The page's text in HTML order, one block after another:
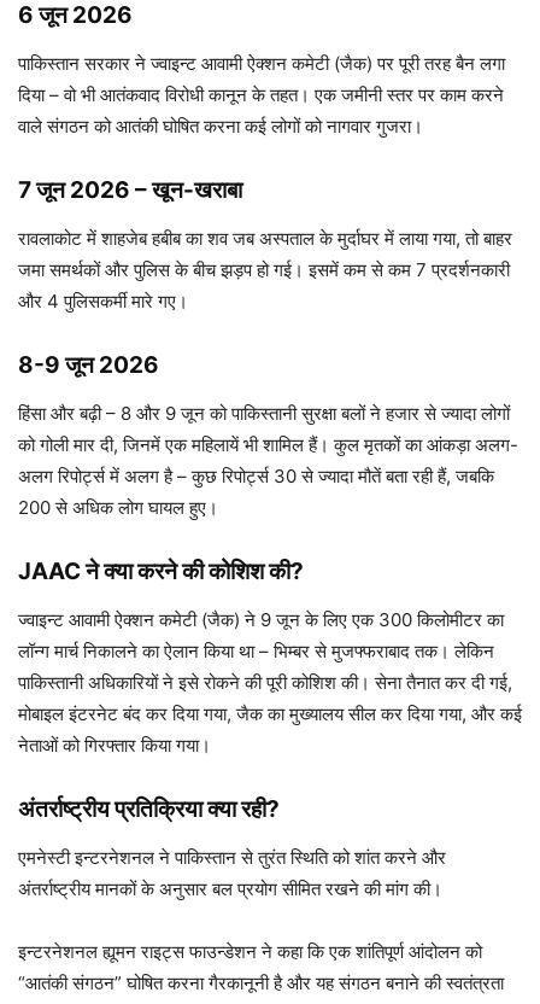
6 जून 2026
पाकिस्तान सरकार ने ज्वाइन्ट आवामी ऐक्शन कमेटी (जैक) पर पूरी तरह बैन लगा
दिया – वो भी आतंकवाद विरोधी कानून के तहत। एक जमीनी स्तर पर काम करने
वाले संगठन को आतंकी घोषित करना कई लोगों को नागवार गुजरा।
7 जून 2026 – खून-खराबा
रावलाकोट में शाहजेब हबीब का शव जब अस्पताल के मुर्दाघर में लाया गया, तो बाहर
जमा समर्थकों और पुलिस के बीच झड़प हो गई। इसमें कम से कम 7 प्रदर्शनकारी
और 4 पुलिसकर्मी मारे गए।
8-9 जून 2026
हिंसा और बढ़ी – 8 और 9 जून को पाकिस्तानी सुरक्षा बलों ने हजार से ज्यादा लोगों
को गोली मार दी, जिनमें एक महिलायें भी शामिल हैं। कुल मृतकों का आंकड़ा अलग-
अलग रिपोर्ट्स में अलग है – कुछ रिपोर्ट्स 30 से ज्यादा मौतें बता रही हैं, जबकि
200 से अधिक लोग घायल हुए।
JAAC ने क्या करने की कोशिश की?
ज्वाइन्ट आवामी ऐक्शन कमेटी (जैक) ने 9 जून के लिए एक 300 किलोमीटर का
लॉन्ग मार्च निकालने का ऐलान किया था – भिम्बर से मुजफ्फराबाद तक। लेकिन
पाकिस्तानी अधिकारियों ने इसे रोकने की पूरी कोशिश की। सेना तैनात कर दी गई,
मोबाइल इंटरनेट बंद कर दिया गया, जैक का मुख्यालय सील कर दिया गया, और कई
नेताओं को गिरफ्तार किया गया।
अंतर्राष्ट्रीय प्रतिक्रिया क्या रही?
एमनेस्टी इन्टरनेशनल ने पाकिस्तान से तुरंत स्थिति को शांत करने और
अंतर्राष्ट्रीय मानकों के अनुसार बल प्रयोग सीमित रखने की मांग की।
इन्टरनेशनल ह्यूमन राइट्स फाउन्डेशन ने कहा कि एक शांतिपूर्ण आंदोलन को
“आतंकी संगठन” घोषित करना गैरकानूनी है और यह संगठन बनाने की स्वतंत्रता